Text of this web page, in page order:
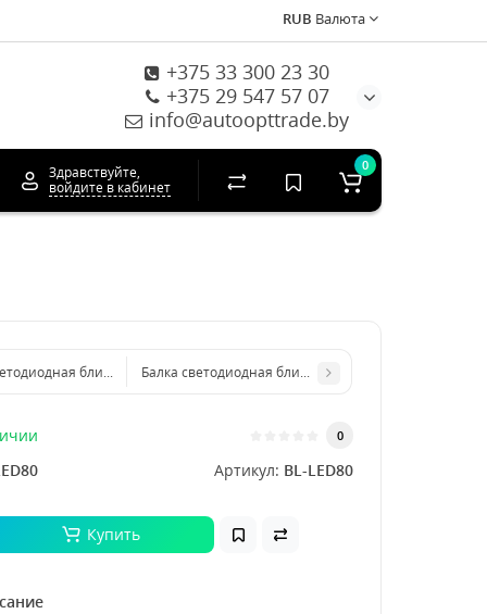
RUB Валюта
+375 33 300 23 30
+375 29 547 57 07
info@autoopttrade.by
Здравствуйте,
войдите в кабинет
0
ближний/дальний 50см, 12-24В
Балка светодиодная ближний/дальний 120 см, 12-
0
Артикул: BL-LED80
Купить